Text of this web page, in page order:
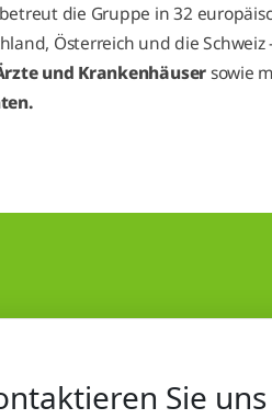
die Gruppe in 32
Österreich und die
und Krankenhäusersowie
Sie uns